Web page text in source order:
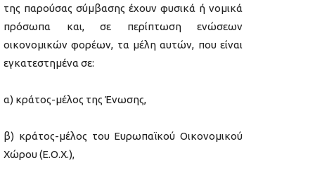
της παρούσας σύμβασης έχουν φυσικά ή νομικά
πρόσωπα και, σε περίπτωση ενώσεων
οικονομικών φορέων, τα μέλη αυτών, που είναι
εγκατεστημένα σε:
α) κράτος-μέλος της Ένωσης,
β) κράτος-μέλος του Ευρωπαϊκού Οικονομικού
Χώρου (Ε.Ο.Χ.),